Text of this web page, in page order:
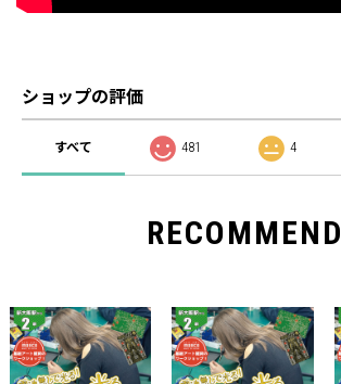
ショップの評価
すべて 481 4
RECOMMEND